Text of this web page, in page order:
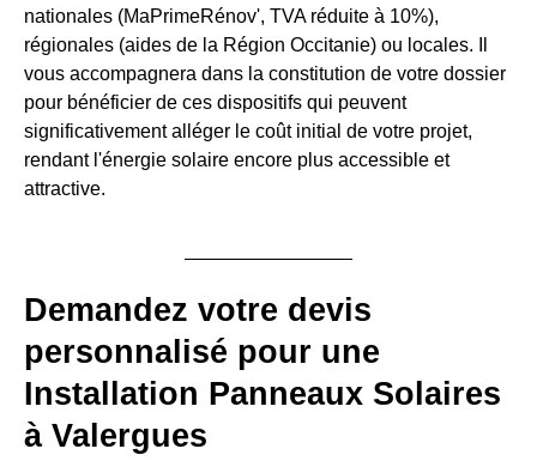
nationales (MaPrimeRénov', TVA réduite à 10%),
régionales (aides de la Région Occitanie) ou locales. Il
vous accompagnera dans la constitution de votre dossier
pour bénéficier de ces dispositifs qui peuvent
significativement alléger le coût initial de votre projet,
rendant l'énergie solaire encore plus accessible et
attractive.
Demandez votre devis
personnalisé pour une
Installation Panneaux Solaires
à Valergues